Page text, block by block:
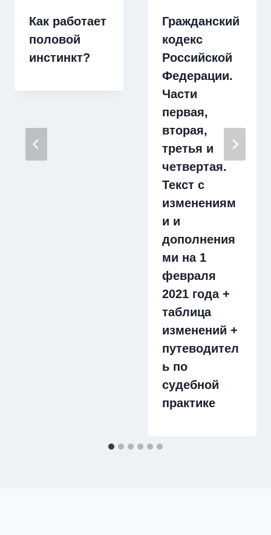
Как работает
половой
инстинкт?
Гражданский
кодекс
Российской
Федерации.
Части
первая,
вторая,
третья и
четвертая.
Текст с
изменениям
и и
дополнения
ми на 1
февраля
2021 года +
таблица
изменений +
путеводител
ь по
судебной
практике